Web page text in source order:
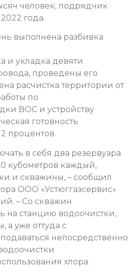
человек, подрядчик
года.
выполнена разбивка
и укладка девяти
проведены его
расчистка территории от
по
ВОС и устройству
готовность
процентов.
в себя два резервуара
кубометров каждый,
и скважины, – сообщил
ООО «Устюггазсервис»
– Со скважин
на станцию водоочистки,
а уже оттуда с
непосредственно
хлора.